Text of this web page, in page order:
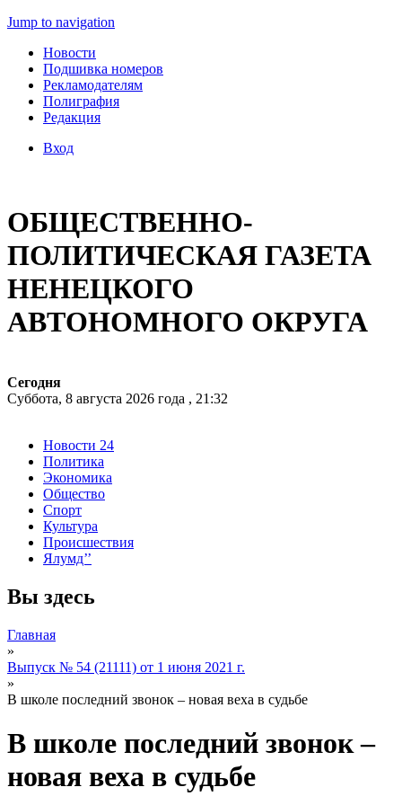
Jump to navigation
Новости
Подшивка номеров
Рекламодателям
Полиграфия
Редакция
Вход
ОБЩЕСТВЕННО-
ПОЛИТИЧЕСКАЯ ГАЗЕТА
НЕНЕЦКОГО
АВТОНОМНОГО ОКРУГА
Сегодня
Суббота, 8 августа 2026 года , 21:32
Новости 24
Политика
Экономика
Общество
Спорт
Культура
Происшествия
Ялумд’’
Вы здесь
Главная
»
Выпуск № 54 (21111) от 1 июня 2021 г.
»
В школе последний звонок – новая веха в судьбе
В школе последний звонок –
новая веха в судьбе